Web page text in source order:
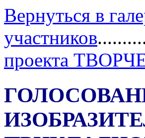
Вернуться в
участников
проекта